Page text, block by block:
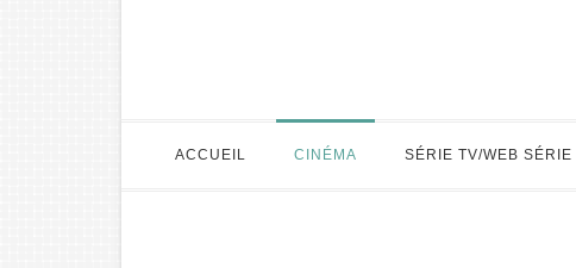
ACCUEIL CINÉMA SÉRIE TV/WEB SÉRIE